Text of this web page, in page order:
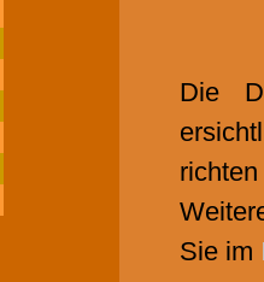
Die
Sie im